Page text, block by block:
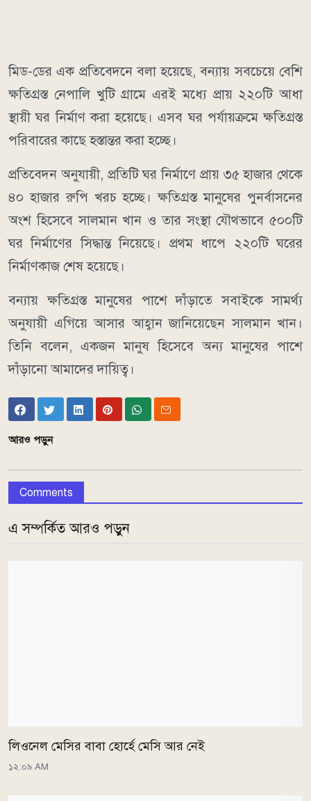
মিড-ডের এক প্রতিবেদনে বলা হয়েছে, বন্যায় সবচেয়ে বেশি
ক্ষতিগ্রস্ত নেপালি খুটি গ্রামে এরই মধ্যে প্রায় ২২০টি আধা
স্থায়ী ঘর নির্মাণ করা হয়েছে। এসব ঘর পর্যায়ক্রমে ক্ষতিগ্রস্ত
পরিবারের কাছে হস্তান্তর করা হচ্ছে।
প্রতিবেদন অনুযায়ী, প্রতিটি ঘর নির্মাণে প্রায় ৩৫ হাজার থেকে
৪০ হাজার রুপি খরচ হচ্ছে। ক্ষতিগ্রস্ত মানুষের পুনর্বাসনের
অংশ হিসেবে সালমান খান ও তার সংস্থা যৌথভাবে ৫০০টি
ঘর নির্মাণের সিদ্ধান্ত নিয়েছে। প্রথম ধাপে ২২০টি ঘরের
নির্মাণকাজ শেষ হয়েছে।
বন্যায় ক্ষতিগ্রস্ত মানুষের পাশে দাঁড়াতে সবাইকে সামর্থ্য
অনুযায়ী এগিয়ে আসার আহ্বান জানিয়েছেন সালমান খান।
তিনি বলেন, একজন মানুষ হিসেবে অন্য মানুষের পাশে
দাঁড়ানো আমাদের দায়িত্ব।
আরও পড়ুন
Comments
এ সম্পর্কিত আরও পড়ুন
লিওনেল মেসির বাবা হোর্হে মেসি আর নেই
১২:০৯ AM